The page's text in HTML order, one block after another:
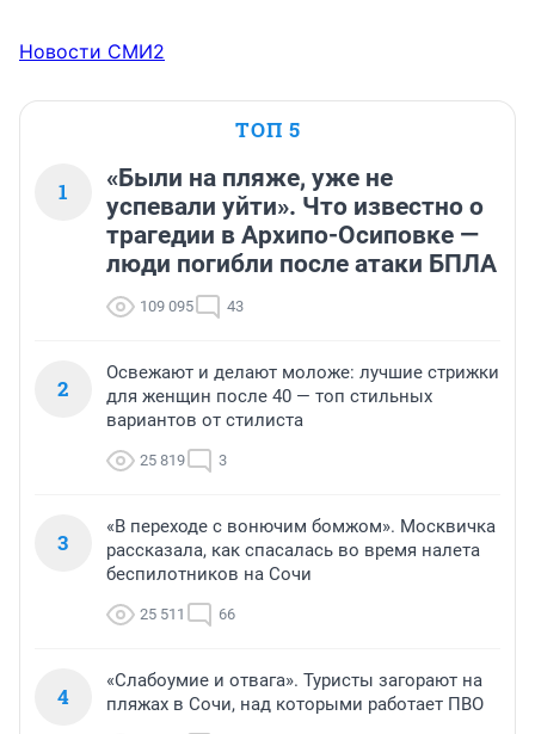
Новости СМИ2
ТОП 5
1
«Были на пляже, уже не
успевали уйти». Что известно о
трагедии в Архипо-Осиповке —
люди погибли после атаки БПЛА
109 095 43
2
Освежают и делают моложе: лучшие стрижки
для женщин после 40 — топ стильных
вариантов от стилиста
25 819 3
3
«В переходе с вонючим бомжом». Москвичка
рассказала, как спасалась во время налета
беспилотников на Сочи
25 511 66
4
«Слабоумие и отвага». Туристы загорают на
пляжах в Сочи, над которыми работает ПВО